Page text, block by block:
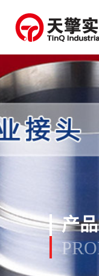
产